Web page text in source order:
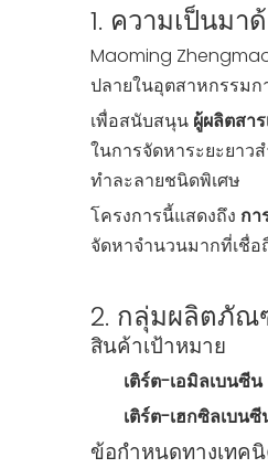
1. ความเป็นมา
Maoming
ปลายในอุตสาหกรรมก
เพื่อสนับสนุน ผู้ผลิตสา
ในการจัดหาระยะยาว
ทำละลายชนิดพิเศษ
โครงการนี้แสดงถึง กา
จัดหาจำนวนมากที่เชื่อ
2. กลุ่มผลิตภัณ
สินค้าเป้าหมาย
เติร์ต-เอมิลเบนซีน
เติร์ต-เฮกซิลเบนซี
ข้อกำหนดทางเทค